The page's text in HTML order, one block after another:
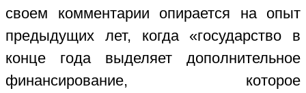
своем комментарии опирается на опыт
предыдущих лет, когда «государство в
конце года выделяет дополнительное
финансирование, которое